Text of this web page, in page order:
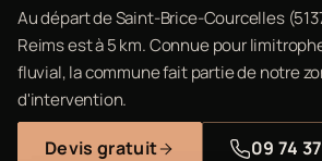
Au départ de Saint-Brice-Courcelles
Reims est à 5 km. Connue pour
fluvial, la commune fait partie de notre
d'intervention.
Devis gratuit 09 74